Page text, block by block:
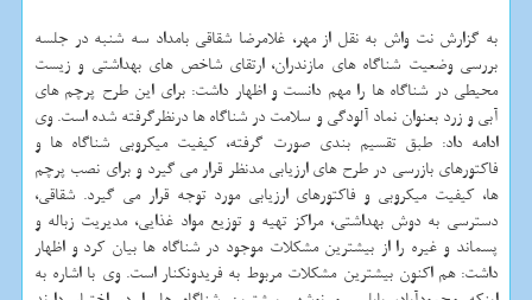
به گزارش نت واش به نقل از مهر، غلامرضا شقاقی بامداد سه شنبه در جلسه
بررسی وضعیت شناگاه های مازندران، ارتقای شاخص های بهداشتی و زیست
محیطی در شناگاه ها را مهم دانست و اظهار داشت: برای این طرح پرچم های
آبی و زرد بعنوان نماد آلودگی و سلامت در شناگاه ها درنظرگرفته شده است. وی
ادامه داد: طبق تقسیم بندی صورت گرفته، كیفیت میكروبی شناگاه ها و
فاكتورهای بازرسی در طرح های ارزیابی مدنظر قرار می گیرد و برای نصب پرچم
ها، كیفیت میكروبی و فاكتورهای ارزیابی مورد توجه قرار می گیرد. شقاقی،
دسترسی به دوش بهداشتی، مراكز تهیه و توزیع مواد غذایی، مدیریت زباله و
پسماند و غیره را از بیشترین مشكلات موجود در شناگاه ها بیان كرد و اظهار
داشت: هم اكنون بیشترین مشكلات مربوط به فریدونكنار است. وی با اشاره به